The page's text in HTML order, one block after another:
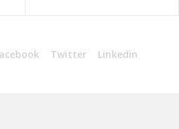
Twitter Linkedin